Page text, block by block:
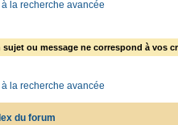
la recherche avancée
sujet ou message ne correspond à vos
la recherche avancée
du forum